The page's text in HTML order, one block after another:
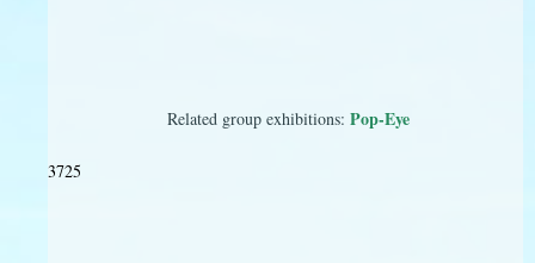
Related group exhibitions: Pop-Eye
3725